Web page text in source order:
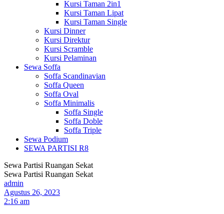
Kursi Taman 2in1
Kursi Taman Lipat
Kursi Taman Single
Kursi Dinner
Kursi Direktur
Kursi Scramble
Kursi Pelaminan
Sewa Soffa
Soffa Scandinavian
Soffa Queen
Soffa Oval
Soffa Minimalis
Soffa Single
Soffa Doble
Soffa Triple
Sewa Podium
SEWA PARTISI R8
Sewa Partisi Ruangan Sekat
Sewa Partisi Ruangan Sekat
admin
Agustus 26, 2023
2:16 am